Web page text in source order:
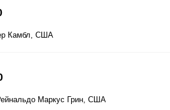
Камбл, США
Маркус Грин, США